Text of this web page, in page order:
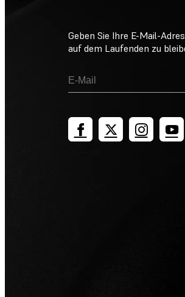
Geben Sie Ihre E-Mail-
auf dem Laufenden zu